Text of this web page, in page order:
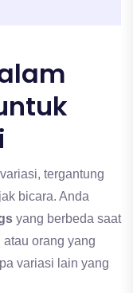
tergantung
bicara. Anda
yang berbeda saat
atau orang yang
variasi lain yang